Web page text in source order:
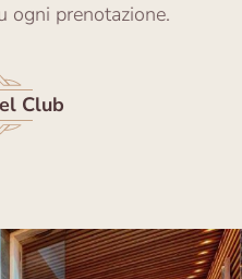
ogni prenotazione.
Club